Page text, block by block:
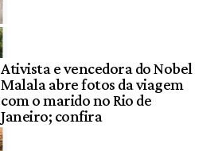
Ativista e vencedora do Nobel
Malala abre fotos da viagem
com o marido no Rio de
Janeiro; confira